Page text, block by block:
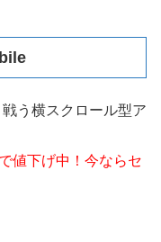
う横スクロール型ア
値下げ中！今ならセ